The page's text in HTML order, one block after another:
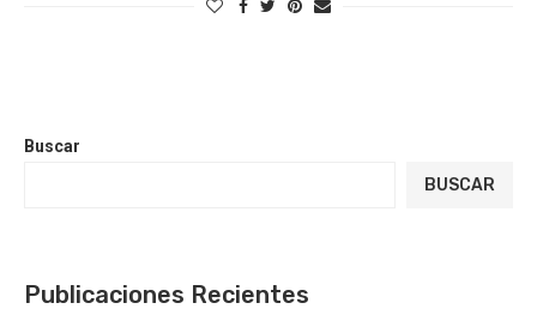
Buscar
BUSCAR
Publicaciones Recientes